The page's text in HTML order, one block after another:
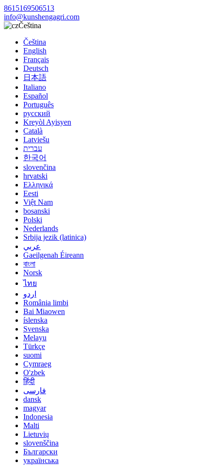
8615169506513
info@kunshengagri.com
Čeština
Čeština
English
Français
Deutsch
日本語
Italiano
Español
Português
русский
Kreyòl Ayisyen
Català
Latviešu
עברית
한국어
slovenčina
hrvatski
Ελληνικά
Eesti
Việt Nam
bosanski
Polski
Nederlands
Srbija jezik (latinica)
عربي
Gaeilgenah Éireann
বাংলা
Norsk
ไทย
اردو
România limbi
Bai Miaowen
íslenska
Svenska
Melayu
Türkçe
suomi
Cymraeg
O'zbek
हिंदी
فارسی
dansk
magyar
Indonesia
Malti
Lietuvių
slovenščina
Български
українська